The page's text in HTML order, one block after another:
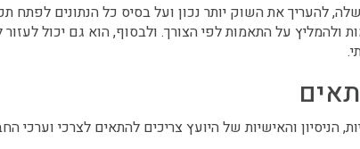
להעריך את השוק יותר נכון ועל בסיס כל הנתונים לפתח
ולהמליץ על התאמות לפי הצורך. ולבסוף, הוא גם יכול
הניסיון והאישיות של היועץ צריכים להתאים לצרכי וערכי